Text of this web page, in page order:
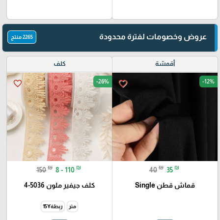
عروض وخصومات لفترة محدودة 2265 منتج
أقمشة
favorite_border -12%
40 ₪ 35 ₪
قماش قطن Single
كلف
favorite_border -26%
150 ₪ 8 - 110 ₪
كلف جيفير ملون 5036-4
متر ربطة15Y